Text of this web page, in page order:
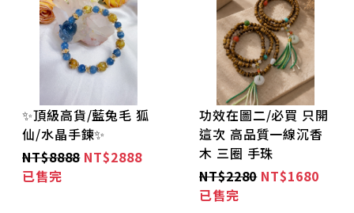
🌺能量香氛🌺
🌹指尖閃耀-水晶寶石戒指🌹
🌸玉鐲/手排🌸
💫限定「加購」區💫
✨頂級高貨/藍兔毛 狐
仙/水晶手鍊✨
NT$8888 NT$2888
已售完
功效在圖二/必買 只開
這次 高品質一線沉香
木 三圈 手珠
NT$2280 NT$1680
已售完